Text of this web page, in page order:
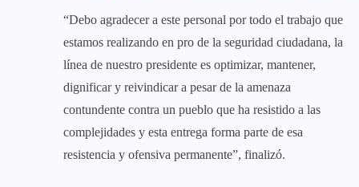
“Debo agradecer a este personal por todo el trabajo que
estamos realizando en pro de la seguridad ciudadana, la
línea de nuestro presidente es optimizar, mantener,
dignificar y reivindicar a pesar de la amenaza
contundente contra un pueblo que ha resistido a las
complejidades y esta entrega forma parte de esa
resistencia y ofensiva permanente”, finalizó.